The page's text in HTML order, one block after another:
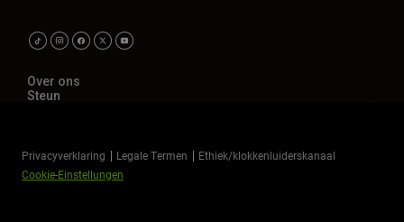
Over ons
Steun
Privacyverklaring Legale Termen
Ethiek/klokkenluiderskanaal
Cookie-Einstellungen